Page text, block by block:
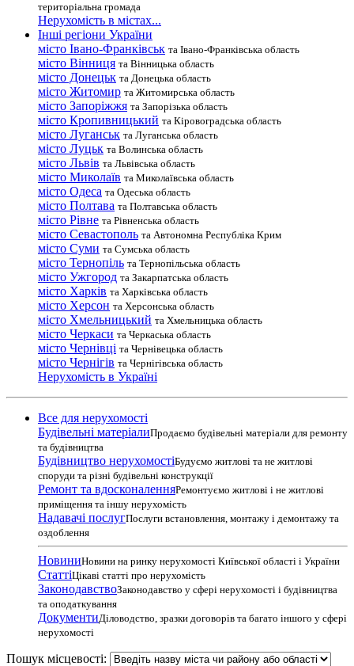
територіальна громада
Нерухомість в містах...
Інші регіони України
місто Івано-Франківськ та Івано-Франківська область
місто Вінниця та Вінницька область
місто Донецьк та Донецька область
місто Житомир та Житомирська область
місто Запоріжжя та Запорізька область
місто Кропивницький та Кіровоградська область
місто Луганськ та Луганська область
місто Луцьк та Волинська область
місто Львів та Львівська область
місто Миколаїв та Миколаївська область
місто Одеса та Одеська область
місто Полтава та Полтавська область
місто Рівне та Рівненська область
місто Севастополь та Автономна Республіка Крим
місто Суми та Сумська область
місто Тернопіль та Тернопільська область
місто Ужгород та Закарпатська область
місто Харків та Харківська область
місто Херсон та Херсонська область
місто Хмельницький та Хмельницька область
місто Черкаси та Черкаська область
місто Чернівці та Чернівецька область
місто Чернігів та Чернігівська область
Нерухомість в Україні
Все для нерухомості
Будівельні матеріалиПродаємо будівельні матеріали для ремонту
та будівництва
Будівництво нерухомостіБудуємо житлові та не житлові
споруди та різні будівельні конструкції
Ремонт та вдосконаленняРемонтуємо житлові і не житлові
приміщення та іншу нерухомість
Надавачі послугПослуги встановлення, монтажу і демонтажу та
оздоблення
НовиниНовини на ринку нерухомості Київської області і України
СтаттіЦікаві статті про нерухомість
ЗаконодавствоЗаконодавство у сфері нерухомості і будівництва
та оподаткування
ДокументиДіловодство, зразки договорів та багато іншого у сфері
нерухомості
Пошук місцевості: